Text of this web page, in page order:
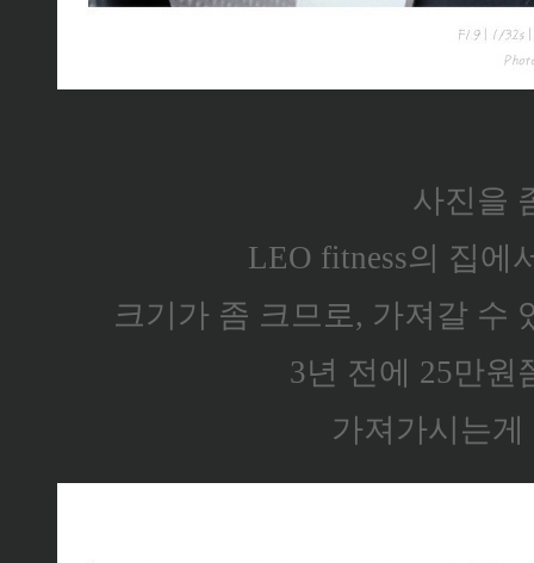
사진을
LEO fitness의 집에
크기가 좀 크므로, 가져갈 수
3년 전에 25만원
가져가시는